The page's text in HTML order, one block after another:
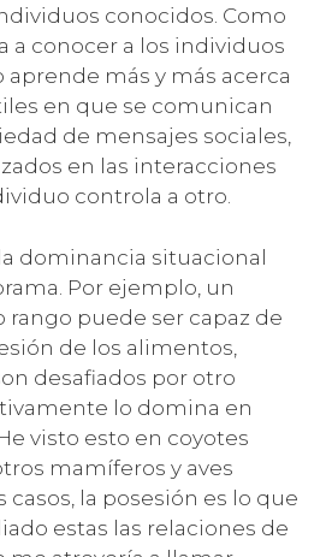
conocidos. Como
a conocer a los individuos
más y más acerca
en que se comunican
de mensajes sociales,
en las interacciones
controla a otro.
dominancia situacional
Por ejemplo, un
puede ser capaz de
de los alimentos,
desafiados por otro
lo domina en
visto esto en coyotes
mamíferos y aves
casos, la posesión es lo que
estas las relaciones de